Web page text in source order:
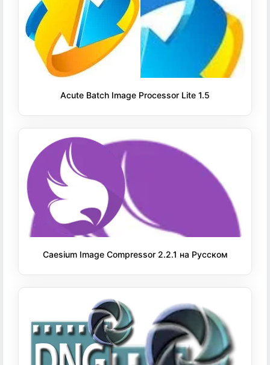
Acute Batch Image Processor Lite 1.5
Caesium Image Compressor 2.2.1 на Русском